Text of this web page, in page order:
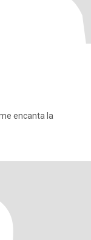
encanta la